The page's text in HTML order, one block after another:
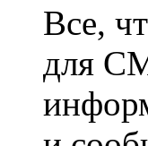
Все,
для